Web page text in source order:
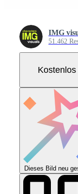
IMG
51.462
Dieses Bild neu